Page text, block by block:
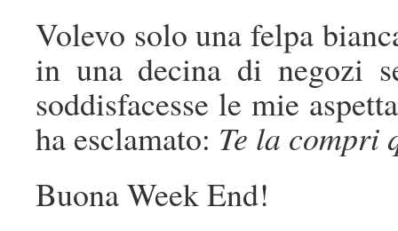
Volevo solo una felpa
in una decina di negozi
soddisfacesse le mie
ha esclamato: Te la compri
Buona Week End!